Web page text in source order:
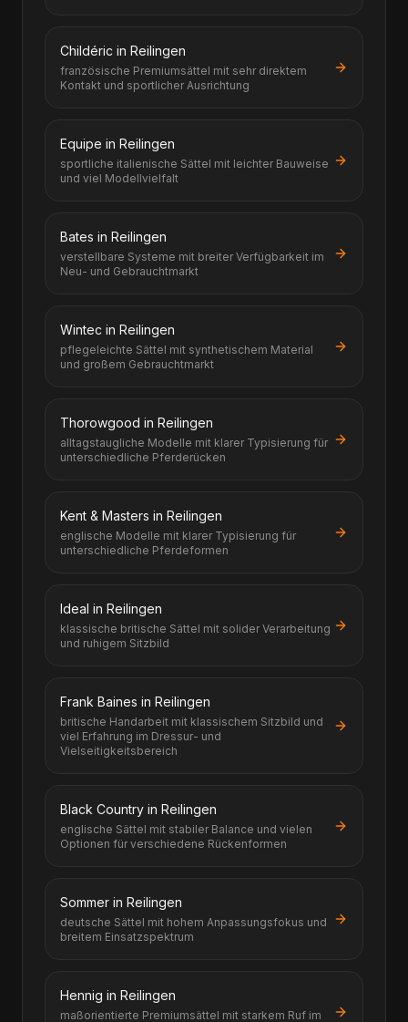
Childéric in Reilingen
französische Premiumsättel mit sehr direktem
Kontakt und sportlicher Ausrichtung
Equipe in Reilingen
sportliche italienische Sättel mit leichter Bauweise
und viel Modellvielfalt
Bates in Reilingen
verstellbare Systeme mit breiter Verfügbarkeit im
Neu- und Gebrauchtmarkt
Wintec in Reilingen
pflegeleichte Sättel mit synthetischem Material
und großem Gebrauchtmarkt
Thorowgood in Reilingen
alltagstaugliche Modelle mit klarer Typisierung für
unterschiedliche Pferderücken
Kent & Masters in Reilingen
englische Modelle mit klarer Typisierung für
unterschiedliche Pferdeformen
Ideal in Reilingen
klassische britische Sättel mit solider Verarbeitung
und ruhigem Sitzbild
Frank Baines in Reilingen
britische Handarbeit mit klassischem Sitzbild und
viel Erfahrung im Dressur- und
Vielseitigkeitsbereich
Black Country in Reilingen
englische Sättel mit stabiler Balance und vielen
Optionen für verschiedene Rückenformen
Sommer in Reilingen
deutsche Sättel mit hohem Anpassungsfokus und
breitem Einsatzspektrum
Hennig in Reilingen
maßorientierte Premiumsättel mit starkem Ruf im